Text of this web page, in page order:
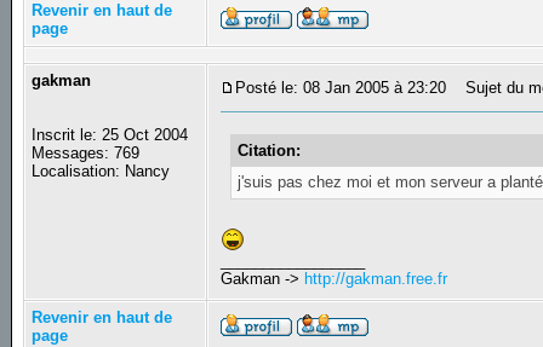
Revenir en haut de
page
gakman
Inscrit le: 25 Oct 2004
Messages: 769
Localisation: Nancy
Posté le: 08 Jan 2005 à 23:20 Sujet du
Citation:
j'suis pas chez moi et mon serveur a
Gakman -> http://gakman.free.fr
Revenir en haut de
page